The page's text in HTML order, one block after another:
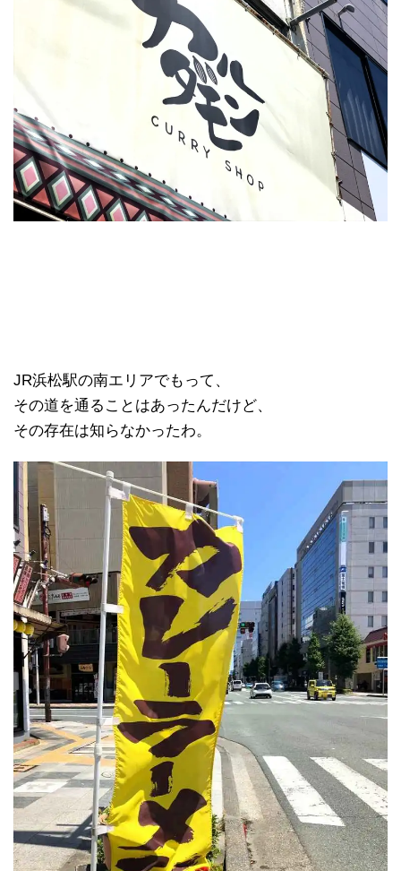
JR浜松駅の南エリアでもって、
その道を通ることはあったんだけど、
その存在は知らなかったわ。